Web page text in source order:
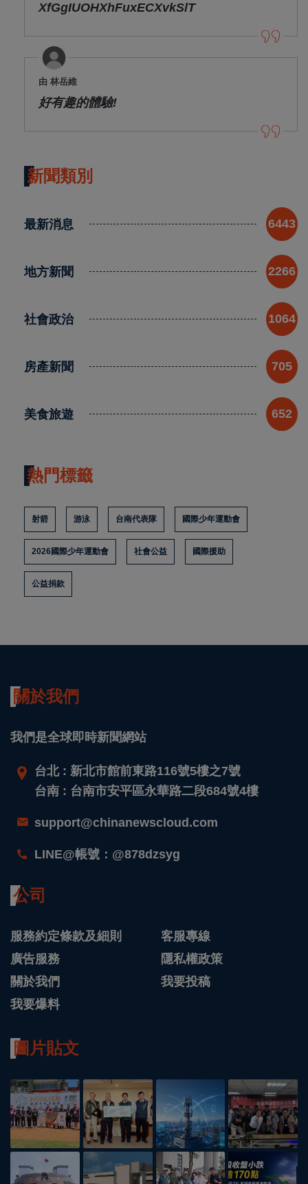
XfGgIUOHXhFuxECXvkSlT
由 林岳維
好有趣的體驗!
新聞類別
最新消息 6443
地方新聞 2266
社會政治 1064
房產新聞 705
美食旅遊 652
熱門標籤
射箭 游泳 台南代表隊 國際少年運動會
2026國際少年運動會 社會公益 國際援助
公益捐款
關於我們
我們是全球即時新聞網站
台北 : 新北市館前東路116號5樓之7號
台南 : 台南市安平區永華路二段684號4樓
support@chinanewscloud.com
LINE@帳號：@878dzsyg
公司
服務約定條款及細則
客服專線
廣告服務
隱私權政策
關於我們
我要投稿
我要爆料
圖片貼文